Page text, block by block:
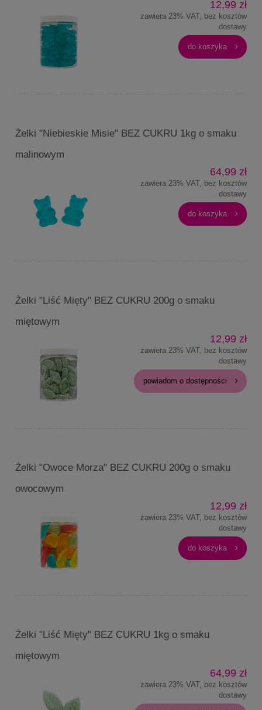
12,99 zł
zawiera 23% VAT, bez kosztów
dostawy
do koszyka
Żelki "Niebieskie Misie" BEZ CUKRU 1kg o smaku
malinowym
64,99 zł
zawiera 23% VAT, bez kosztów
dostawy
do koszyka
Żelki "Liść Mięty" BEZ CUKRU 200g o smaku
miętowym
12,99 zł
zawiera 23% VAT, bez kosztów
dostawy
powiadom o dostępności
Żelki "Owoce Morza" BEZ CUKRU 200g o smaku
owocowym
12,99 zł
zawiera 23% VAT, bez kosztów
dostawy
do koszyka
Żelki "Liść Mięty" BEZ CUKRU 1kg o smaku
miętowym
64,99 zł
zawiera 23% VAT, bez kosztów
dostawy